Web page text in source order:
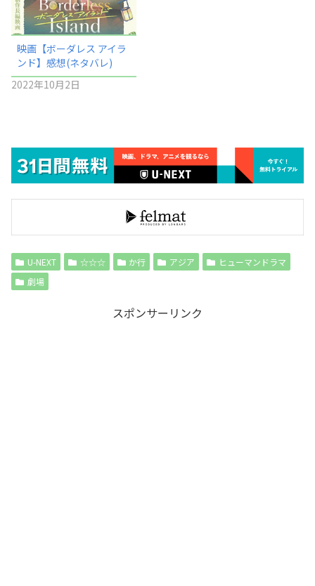
映画【ボーダレス アイラ
ンド】感想(ネタバレ)
2022年10月2日
U-NEXT ☆☆☆ か行 アジア
ヒューマンドラマ
劇場
スポンサーリンク